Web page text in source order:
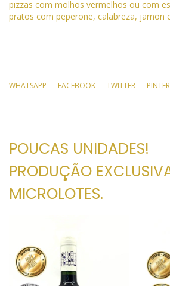
pizzas com molhos vermelhos ou com
pratos com peperone, calabreza, jamon
WHATSAPP FACEBOOK TWITTER
POUCAS UNIDADES!
PRODUÇÃO
MICROLOTES.